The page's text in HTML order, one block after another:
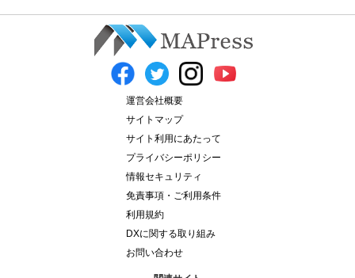
運営会社概要
サイトマップ
サイト利用にあたって
プライバシーポリシー
情報セキュリティ
免責事項・ご利用条件
利用規約
DXに関する取り組み
お問い合わせ